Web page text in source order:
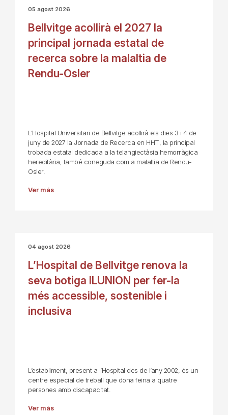
05 agost 2026
Bellvitge acollirà el 2027 la
principal jornada estatal de
recerca sobre la malaltia de
Rendu-Osler
L’Hospital Universitari de Bellvitge acollirà els dies 3 i 4 de
juny de 2027 la Jornada de Recerca en HHT, la principal
trobada estatal dedicada a la telangiectàsia hemorràgica
hereditària, també coneguda com a malaltia de Rendu-
Osler.
Ver más
04 agost 2026
L’Hospital de Bellvitge renova la
seva botiga ILUNION per fer-la
més accessible, sostenible i
inclusiva
L’establiment, present a l’Hospital des de l’any 2002, és un
centre especial de treball que dona feina a quatre
persones amb discapacitat.
Ver más